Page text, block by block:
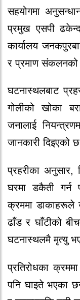
सहयोगमा
प्रमुख एसपी
कार्यालय
र प्रमाण संकलनको
घटनास्थलबाट
गोलीको खोका
जनालाई
जानकारी दिइएको
प्रहरीका अनुसार,
घरमा डकैती गर्न
क्रममा डाकाहरूले
ढाँड र घाँटीको
घटनास्थलमै मृत्यु
प्रतिरोधका
पनि घाइते भएका